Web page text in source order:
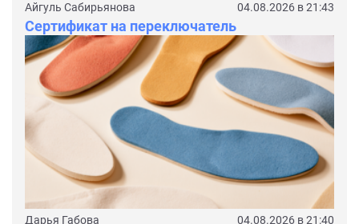
Айгуль Сабирьянова 04.08.2026 в 21:43
Сертификат на переключатель
Дарья Габова 04.08.2026 в 21:40